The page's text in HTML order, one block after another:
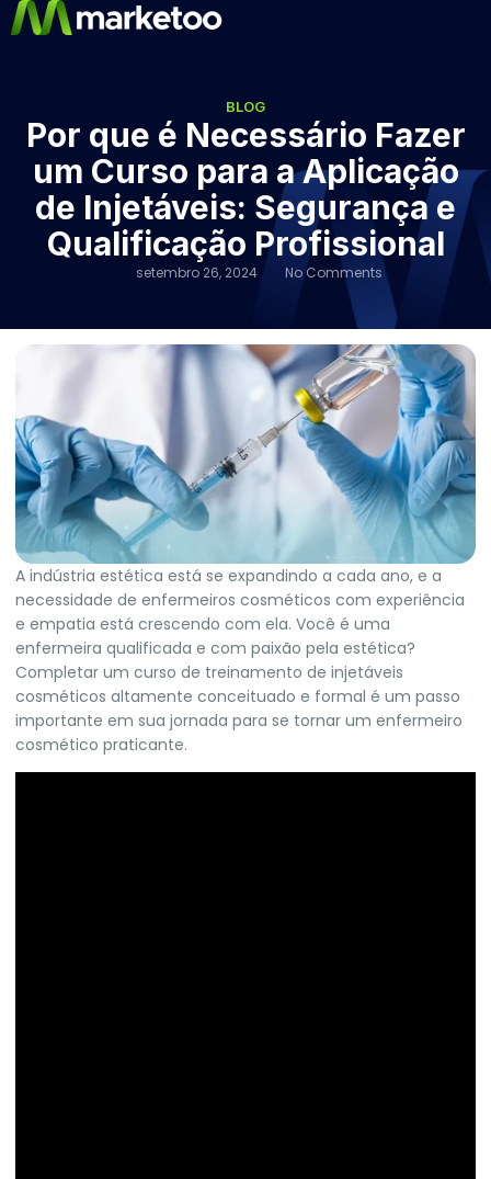
BLOG
Por que é Necessário Fazer
um Curso para a Aplicação
de Injetáveis: Segurança e
Qualificação Profissional
setembro 26, 2024 No Comments
A indústria estética está se expandindo a cada ano, e a
necessidade de enfermeiros cosméticos com experiência
e empatia está crescendo com ela. Você é uma
enfermeira qualificada e com paixão pela estética?
Completar um curso de treinamento de injetáveis
cosméticos altamente conceituado e formal é um passo
importante em sua jornada para se tornar um enfermeiro
cosmético praticante.